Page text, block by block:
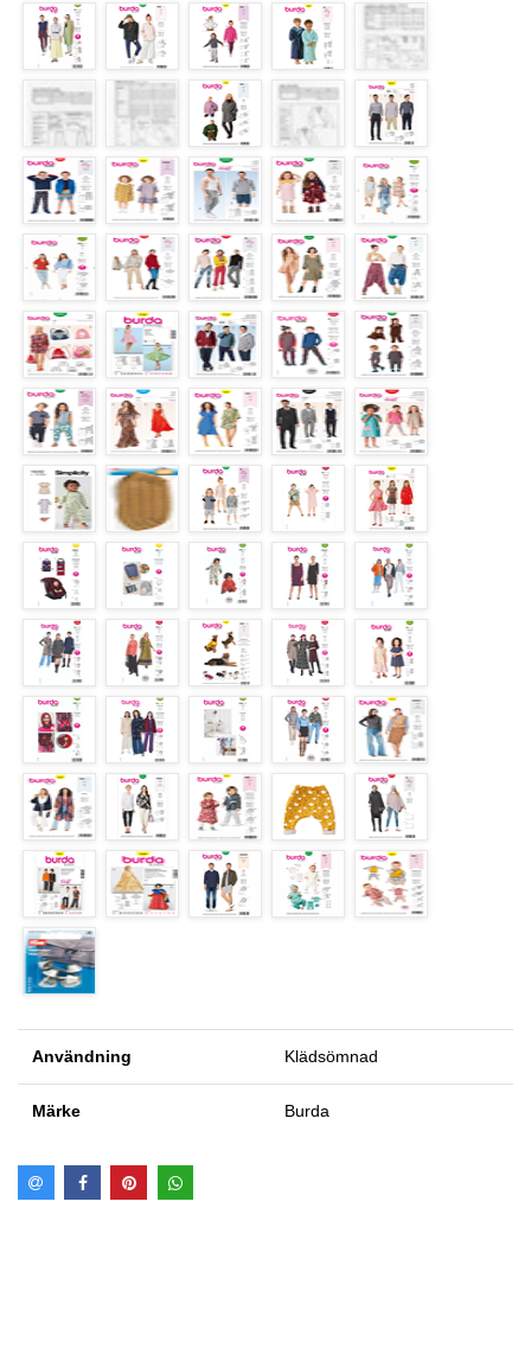
Användning Klädsömnad
Märke Burda